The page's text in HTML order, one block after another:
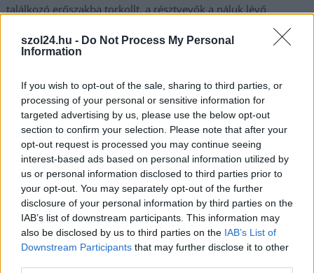
szol24.hu - Do Not Process My Personal
Information
If you wish to opt-out of the sale, sharing to third parties, or
processing of your personal or sensitive information for
targeted advertising by us, please use the below opt-out
section to confirm your selection. Please note that after your
opt-out request is processed you may continue seeing
interest-based ads based on personal information utilized by
us or personal information disclosed to third parties prior to
your opt-out. You may separately opt-out of the further
disclosure of your personal information by third parties on the
IAB’s list of downstream participants. This information may
also be disclosed by us to third parties on the IAB’s List of
Downstream Participants that may further disclose it to other
találkozó erőszakba torkollt, a résztvevők a náluk lévő
golfütőkkel és fejszenyelekkel ütötték-verték egymást, többen
könnyű, egy férfi pedig súlyos sérülést szenvedett a
verekedésben. A rendőrök három férfit és három nőt elfogtak
gyanúsítottként kihallgatták őket. Ellenük csoportosan
elkövetett garázdaság és súlyos testi…
TOVÁBB OLVASOM
Kék hírek csongrád,fejszenyél,golfütő,haragosok,két család